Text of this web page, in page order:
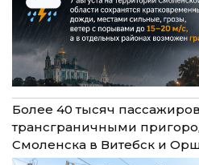
Более 40 тысяч
трансграничными
Смоленска в Витебск и